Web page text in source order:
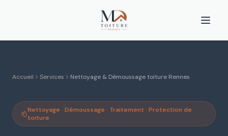
Accueil Services Nettoyage & Démoussage toiture Rennes
Nettoyage · Démoussage · Traitement · Protection de
toiture